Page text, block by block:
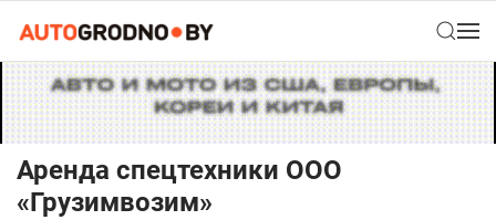
Аренда спецтехники ООО
«Грузимвозим»